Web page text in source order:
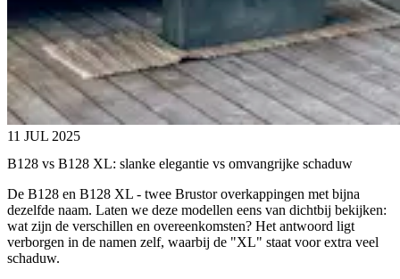
11 JUL 2025
B128 vs B128 XL: slanke elegantie vs omvangrijke schaduw
De B128 en B128 XL - twee Brustor overkappingen met bijna
dezelfde naam. Laten we deze modellen eens van dichtbij bekijken:
wat zijn de verschillen en overeenkomsten? Het antwoord ligt
verborgen in de namen zelf, waarbij de "XL" staat voor extra veel
schaduw.